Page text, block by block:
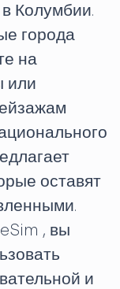
Колумбии.
города
на
или
оставят
, вы
и